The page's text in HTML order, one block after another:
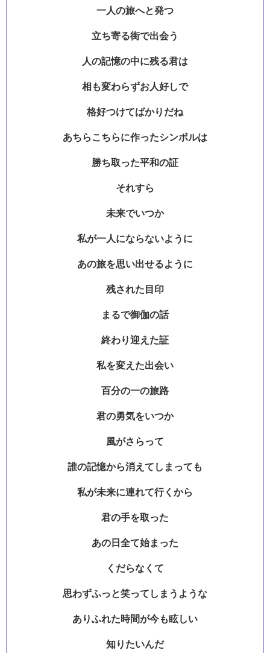
一人の旅へと発つ
立ち寄る街で出会う
人の記憶の中に残る君は
相も変わらずお人好しで
格好つけてばかりだね
あちらこちらに作ったシンボルは
勝ち取った平和の証
それすら
未来でいつか
私が一人にならないように
あの旅を思い出せるように
残された目印
まるで御伽の話
終わり迎えた証
私を変えた出会い
百分の一の旅路
君の勇気をいつか
風がさらって
誰の記憶から消えてしまっても
私が未来に連れて行くから
君の手を取った
あの日全て始まった
くだらなくて
思わずふっと笑ってしまうような
ありふれた時間が今も眩しい
知りたいんだ